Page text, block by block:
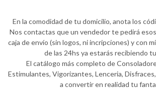
En la comodidad de tu domicilio, anota los
Nos contactas que un vendedor te pedirá
caja de envío (sin logos, ni incripciones) y con
de las 24hs ya estarás recibiendo
El catálogo más completo de
Estimulantes, Vigorizantes, Lenceria,
a convertir en realidad tu